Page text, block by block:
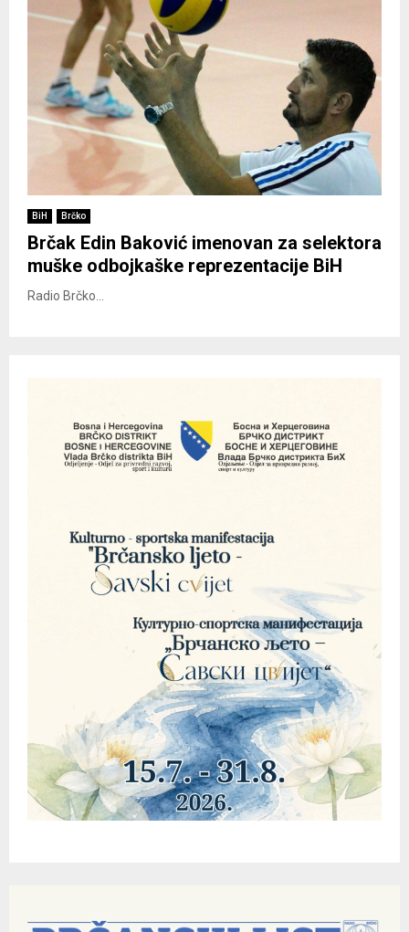
BiH Brčko
Brčak Edin Baković imenovan za selektora
muške odbojkaške reprezentacije BiH
Radio Brčko...